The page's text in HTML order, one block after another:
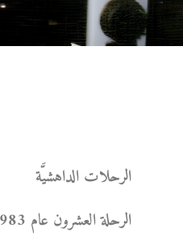
الرحلات الداهشيَّة
الرحلة العشرون عام 1983